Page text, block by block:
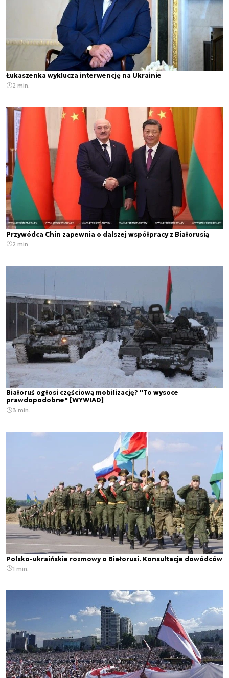
Łukaszenka wyklucza interwencję na Ukrainie
2 min.
Przywódca Chin zapewnia o dalszej współpracy z Białorusią
2 min.
Białoruś ogłosi częściową mobilizację? "To wysoce
prawdopodobne" [WYWIAD]
3 min.
Polsko-ukraińskie rozmowy o Białorusi. Konsultacje dowódców
1 min.